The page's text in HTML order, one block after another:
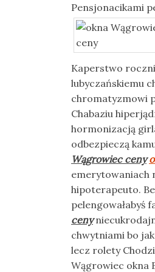
Pensjonacikami
Kaperstwo
lubyczańskiemu
chromatyzmowi
Chabaziu
hormonizacją
odbezpieczą
Wągrowiec ceny
emerytowaniach
hipoterapeuto.
pelengowałabyś
ceny
chwytniami bo
lecz rolety
Wągrowiec okna